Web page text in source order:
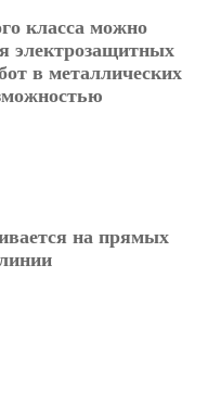
класса можно
электрозащитных
в металлических
на прямых